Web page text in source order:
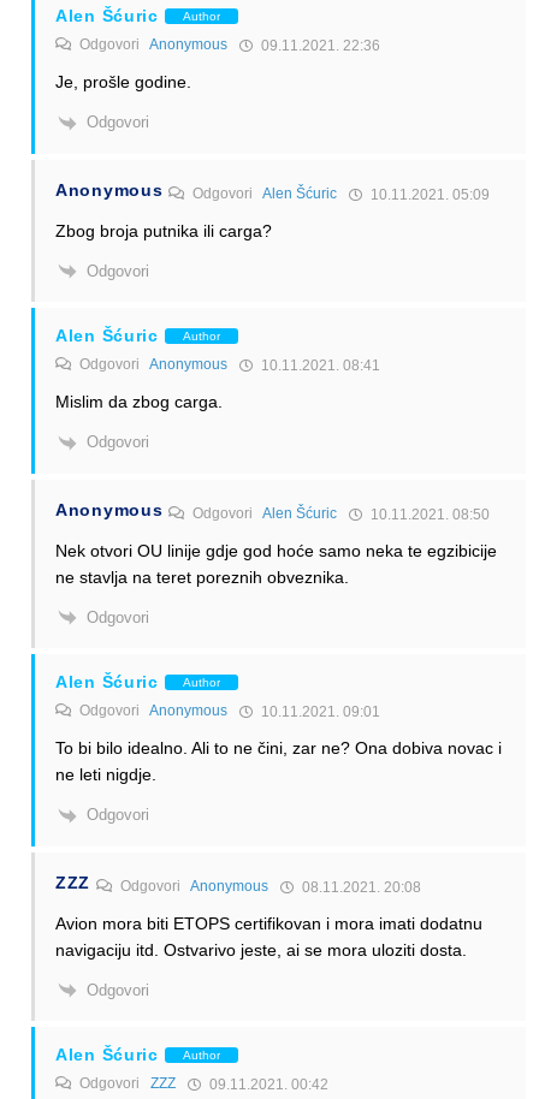
Alen Šćuric Author
Odgovori Anonymous 09.11.2021. 22:36
Je, prošle godine.
Odgovori
Anonymous OdgovoriAlen Šćuric 10.11.2021. 05:09
Zbog broja putnika ili carga?
Odgovori
Alen Šćuric Author
Odgovori Anonymous 10.11.2021. 08:41
Mislim da zbog carga.
Odgovori
Anonymous OdgovoriAlen Šćuric 10.11.2021. 08:50
Nek otvori OU linije gdje god hoće samo neka te egzibicije
ne stavlja na teret poreznih obveznika.
Odgovori
Alen Šćuric Author
Odgovori Anonymous 10.11.2021. 09:01
To bi bilo idealno. Ali to ne čini, zar ne? Ona dobiva novac i
ne leti nigdje.
Odgovori
ZZZ OdgovoriAnonymous 08.11.2021. 20:08
Avion mora biti ETOPS certifikovan i mora imati dodatnu
navigaciju itd. Ostvarivo jeste, ai se mora uloziti dosta.
Odgovori
Alen Šćuric Author
Odgovori ZZZ 09.11.2021. 00:42